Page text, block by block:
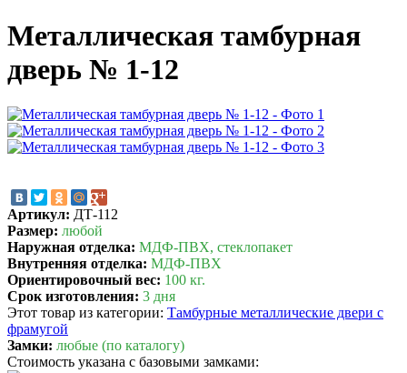
Металлическая тамбурная
дверь № 1-12
Артикул: ДТ-112
Размер: любой
Наружная отделка: МДФ-ПВХ, стеклопакет
Внутренняя отделка: МДФ-ПВХ
Ориентировочный вес: 100 кг.
Срок изготовления: 3 дня
Этот товар из категории: Тамбурные металлические двери с
фрамугой
Замки: любые (по каталогу)
Стоимость указана с базовыми замками: